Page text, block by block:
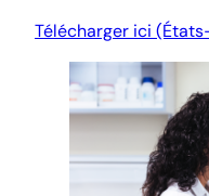
Télécharger ici